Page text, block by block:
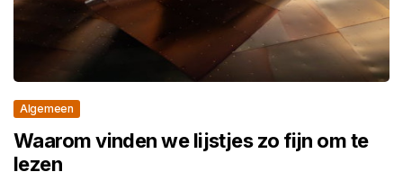
Algemeen
Waarom vinden we lijstjes zo fijn om te
lezen